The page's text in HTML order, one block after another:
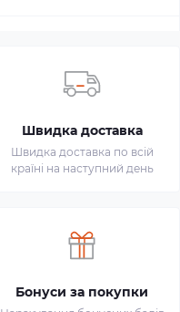
Швидка доставка
Швидка доставка по всій
країні на наступний день
Бонуси за покупки